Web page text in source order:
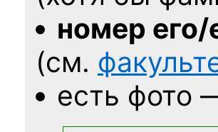
номер
(см.
есть фото